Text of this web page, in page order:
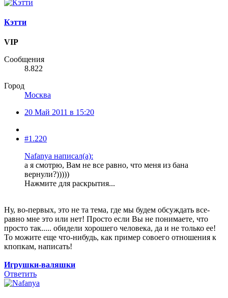
Кэтти
VIP
Сообщения
8.822
Город
Москва
20 Май 2011 в 15:20
#1.220
Nafanya написал(а):
а я смотрю, Вам не все равно, что меня из бана
вернули?)))))
Нажмите для раскрытия...
Ну, во-первых, это не та тема, где мы будем обсуждать все-
равно мне это или нет! Просто если Вы не понимаете, что
просто так..... обидели хорошего человека, да и не только ее!
То можите еще что-нибудь, как пример совоего отношения к
кпопкам, написать!
Игрушки-валяшки
Ответить